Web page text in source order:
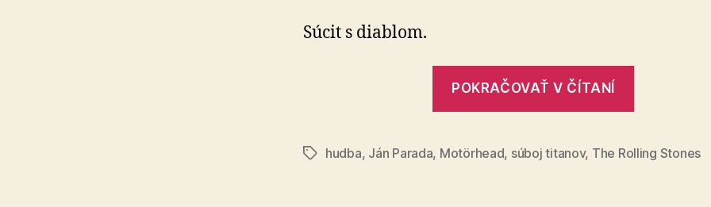
Súcit s diablom.
POKRAČOVAŤ V ČÍTANÍ
Značkyhudba, Ján Parada, Motörhead, súboj titanov, The Rolling Stones